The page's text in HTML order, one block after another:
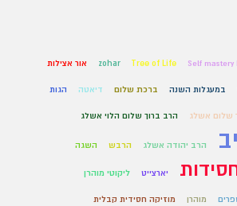
Self
Tree of Life
zohar אור אצילות
במעגלות השנה ברכת שלום דיאטה הגות
שלום אשלג הרב ברוך שלום הלוי אשלג
הרב יהודה אשלג הרבש השגה
יארצייט ליקוטי מוהרן
מוהרן מוזיקה חסידית קבלית